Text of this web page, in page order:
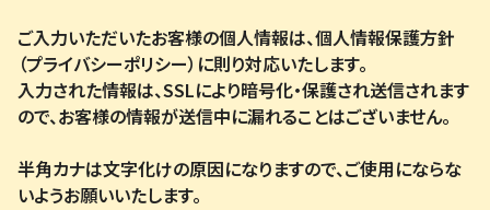
ご入力いただいたお客様の個人情報は、個人情報保護方針
（プライバシーポリシー）に則り対応いたします。
入力された情報は、SSLにより暗号化・保護され送信されます
ので、お客様の情報が送信中に漏れることはございません。
半角カナは文字化けの原因になりますので、ご使用にならな
いようお願いいたします。